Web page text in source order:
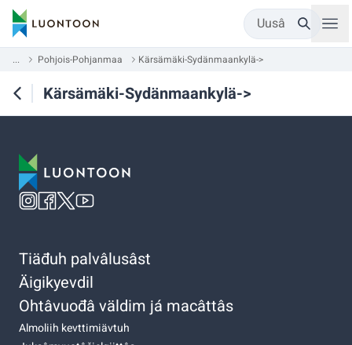
Uusâ
... Pohjois-Pohjanmaa Kärsämäki-Sydänmaankylä->
Kärsämäki-Sydänmaankylä->
Tiäđuh palvâlusâst
Äigikyevdil
Ohtâvuođâ väldim já macâttâs
Almoliih kevttimiävtuh